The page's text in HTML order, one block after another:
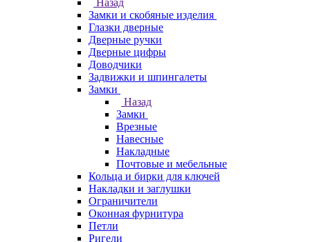
Назад
Замки и скобяные изделия
Глазки дверные
Дверные ручки
Дверные цифры
Доводчики
Задвижки и шпингалеты
Замки
Назад
Замки
Врезные
Навесные
Накладные
Почтовые и мебельные
Кольца и бирки для ключей
Накладки и заглушки
Ограничители
Оконная фурнитура
Петли
Ригели